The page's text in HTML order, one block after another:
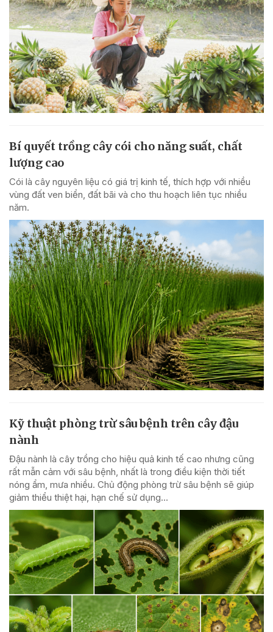
Bí quyết trồng cây cói cho năng suất, chất
lượng cao
Cói là cây nguyên liệu có giá trị kinh tế, thích hợp với nhiều
vùng đất ven biển, đất bãi và cho thu hoạch liên tục nhiều
năm.
Kỹ thuật phòng trừ sâu bệnh trên cây đậu
nành
Đậu nành là cây trồng cho hiệu quả kinh tế cao nhưng cũng
rất mẫn cảm với sâu bệnh, nhất là trong điều kiện thời tiết
nóng ẩm, mưa nhiều. Chủ động phòng trừ sâu bệnh sẽ giúp
giảm thiểu thiệt hại, hạn chế sử dụng...